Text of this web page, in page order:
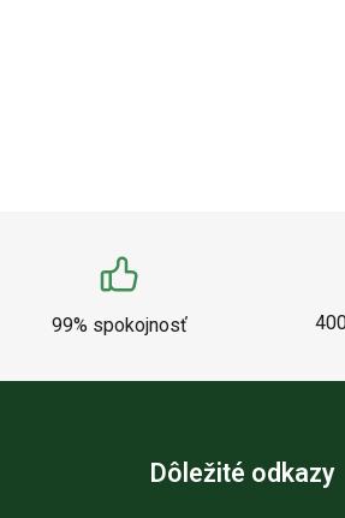
99% spokojnosť
Dôležité odkazy